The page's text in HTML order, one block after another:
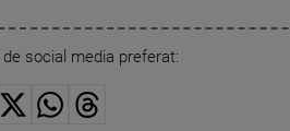
social media preferat: